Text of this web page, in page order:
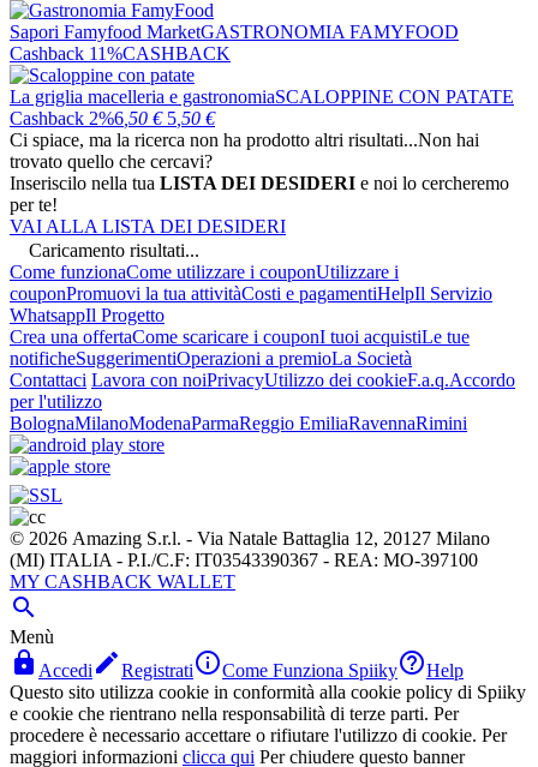
Sapori Famyfood MarketGASTRONOMIA FAMYFOOD
Cashback 11%CASHBACK
La griglia macelleria e gastronomiaSCALOPPINE CON PATATE
Cashback 2%6 ,50 € 5 ,50 €
Ci spiace, ma la ricerca non ha prodotto altri risultati...Non hai
trovato quello che cercavi?
Inseriscilo nella tua LISTA DEI DESIDERI e noi lo cercheremo
per te!
VAI ALLA LISTA DEI DESIDERI
Caricamento risultati...
Come funzionaCome utilizzare i couponUtilizzare i
couponPromuovi la tua attivitàCosti e pagamentiHelpIl Servizio
WhatsappIl Progetto
Crea una offertaCome scaricare i couponI tuoi acquistiLe tue
notificheSuggerimentiOperazioni a premioLa Società
Contattaci Lavora con noiPrivacyUtilizzo dei cookieF.a.q.Accordo
per l'utilizzo
BolognaMilanoModenaParmaReggio EmiliaRavennaRimini
© 2026 Amazing S.r.l. - Via Natale Battaglia 12, 20127 Milano
(MI) ITALIA - P.I./C.F: IT03543390367 - REA: MO-397100
MY CASHBACK WALLET

Menù
 Accedi RegistratiCome Funziona SpiikyHelp
Questo sito utilizza cookie in conformità alla cookie policy di Spiiky
e cookie che rientrano nella responsabilità di terze parti. Per
procedere è necessario accettare o rifiutare l'utilizzo di cookie. Per
maggiori informazioni clicca qui Per chiudere questo banner